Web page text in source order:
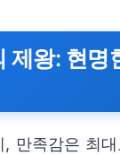
제왕: 현명
, 만족감은 최